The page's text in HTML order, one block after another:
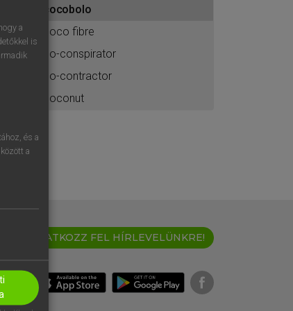
cocobolo
coco fibre
co-conspirator
co-contractor
coconut
IRATKOZZ FEL HÍRLEVELÜNKRE!
a
is
és a
a